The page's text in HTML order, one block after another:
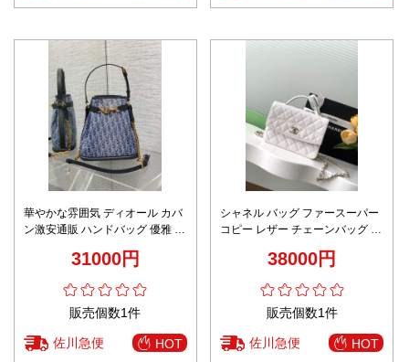
華やかな雰囲気 ディオール カバ
ン激安通販 ハンドバッグ 優雅 フ
31000円
販売個数1件
佐川急便 HOT
シャネル バッグ ファースーパー
コピー レザー チェーンバッグ 斜
38000円
販売個数1件
佐川急便 HOT